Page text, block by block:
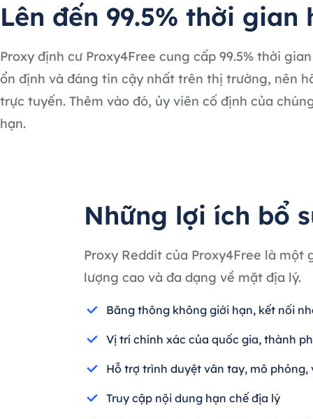
Lên đến 99.5% thời
Proxy định cư Proxy4Free cung cấp 99.5% thời
ổn định và đáng tin cậy nhất trên thị trường, nên
trực tuyến. Thêm vào đó, ủy viên cố định của
hạn.
Những lợi ích bổ
Proxy Reddit của Proxy4Free là
lượng cao và đa dạng về mặt địa lý.
Băng thông không giới hạn, kết nối
Vị trí chính xác của quốc gia, thành
Hỗ trợ trình duyệt vân tay, mô phỏng,
Truy cập nội dung hạn chế địa lý